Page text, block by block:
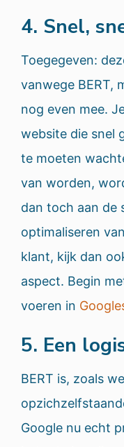
4. Snel,
Toegegeven:
vanwege BERT,
nog even mee.
website die snel
te moeten
van worden,
dan toch aan de
optimaliseren
klant, kijk dan
aspect. Begin
voeren in
5. Een
BERT is, zoals
Google nu echt